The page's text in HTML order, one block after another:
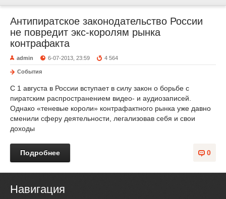
Антипиратское законодательство России
не повредит экс-королям рынка
контрафакта
admin 6-07-2013, 23:59 4 564
События
С 1 августа в России вступает в силу закон о борьбе с
пиратским распространением видео- и аудиозаписей.
Однако «теневые короли» контрафактного рынка уже давно
сменили сферу деятельности, легализовав себя и свои
доходы
0
Подробнее
Навигация